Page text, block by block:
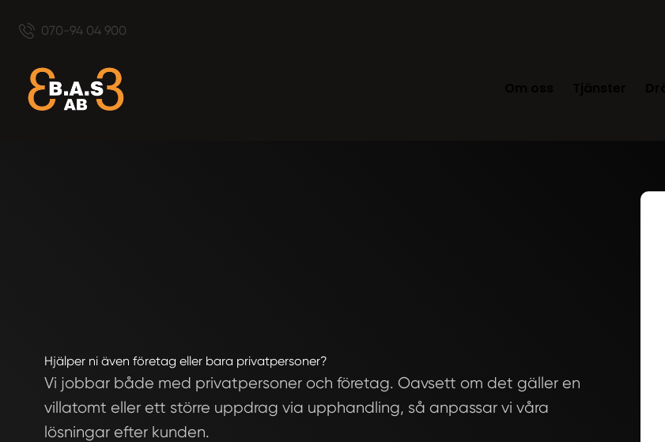
070-94 04 900
Hjälper ni även företag eller bara privatpersoner?
Vi jobbar både med privatpersoner och företag. Oavsett om det gäller en
villatomt eller ett större uppdrag via upphandling, så anpassar vi våra
lösningar efter kunden.